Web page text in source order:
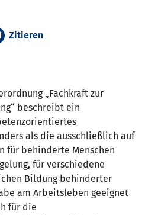
„Fachkraft zur
beschreibt ein
als die ausschließlich auf
für behinderte Menschen
für verschiedene
Bildung behinderter
am Arbeitsleben geeignet
für die
Zitieren